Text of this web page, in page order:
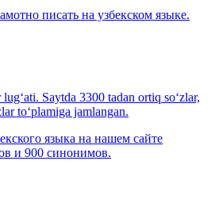
писать на узбекском языке.
Saytda 3300 tadan ortiq so‘zlar,
to‘plamiga jamlangan.
языка на нашем сайте
и 900 синонимов.